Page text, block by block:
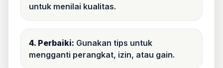
untuk menilai kualitas.
4. Perbaiki: Gunakan tips untuk
mengganti perangkat, izin, atau gain.